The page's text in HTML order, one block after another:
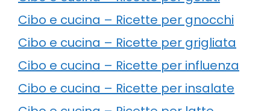
Cibo e cucina – Ricette per gnocchi
Cibo e cucina – Ricette per grigliata
Cibo e cucina – Ricette per influenza
Cibo e cucina – Ricette per insalate